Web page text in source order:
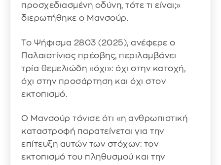
προσχεδιασμένη οδύνη, τότε τι είναι;»
διερωτήθηκε ο Μανσούρ.
Το Ψήφισμα 2803 (2025), ανέφερε ο
Παλαιστίνιος πρέσβης, περιλαμβάνει
τρία θεμελιώδη «όχι»: όχι στην κατοχή,
όχι στην προσάρτηση και όχι στον
εκτοπισμό.
Ο Μανσούρ τόνισε ότι «η ανθρωπιστική
καταστροφή παρατείνεται για την
επίτευξη αυτών των στόχων: τον
εκτοπισμό του πληθυσμού και την